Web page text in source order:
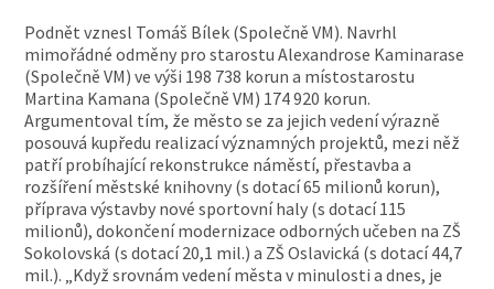
Podnět vznesl Tomáš Bílek (Společně VM). Navrhl
mimořádné odměny pro starostu Alexandrose Kaminarase
(Společně VM) ve výši 198 738 korun a místostarostu
Martina Kamana (Společně VM) 174 920 korun.
Argumentoval tím, že město se za jejich vedení výrazně
posouvá kupředu realizací významných projektů, mezi něž
patří probíhající rekonstrukce náměstí, přestavba a
rozšíření městské knihovny (s dotací 65 milionů korun),
příprava výstavby nové sportovní haly (s dotací 115
milionů), dokončení modernizace odborných učeben na ZŠ
Sokolovská (s dotací 20,1 mil.) a ZŠ Oslavická (s dotací 44,7
mil.). „Když srovnám vedení města v minulosti a dnes, je